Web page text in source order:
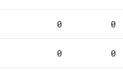
0 0
0 0